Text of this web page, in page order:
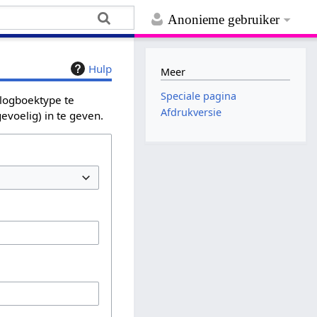
Anonieme gebruiker
Hulp
te
in te geven.
Meer
Speciale pagina
Afdrukversie